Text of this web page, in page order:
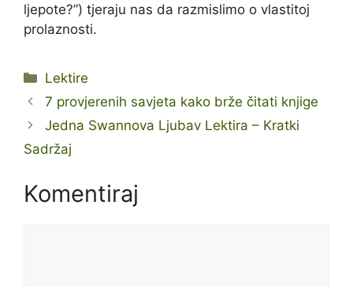
ljepote?”) tjeraju nas da razmislimo o vlastitoj
prolaznosti.
Kategorije
Lektire
7 provjerenih savjeta kako brže čitati knjige
Jedna Swannova Ljubav Lektira – Kratki
Sadržaj
Komentiraj